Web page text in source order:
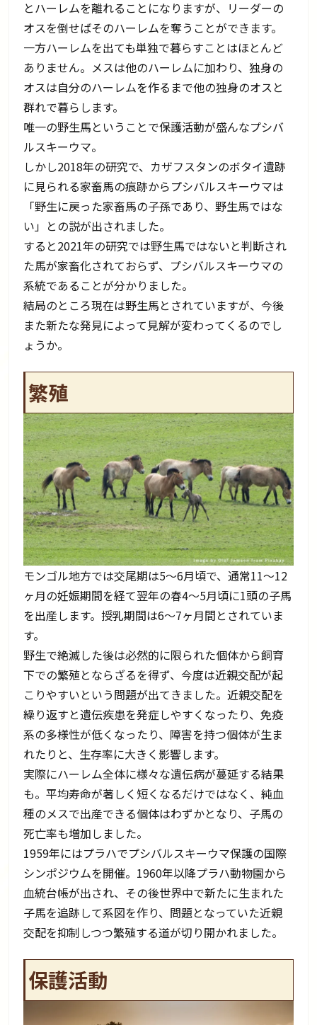
とハーレムを離れることになりますが、リーダーの
オスを倒せばそのハーレムを奪うことができます。
一方ハーレムを出ても単独で暮らすことはほとんど
ありません。メスは他のハーレムに加わり、独身の
オスは自分のハーレムを作るまで他の独身のオスと
群れで暮らします。
唯一の野生馬ということで保護活動が盛んなプシバ
ルスキーウマ。
しかし2018年の研究で、カザフスタンのボタイ遺跡
に見られる家畜馬の痕跡からプシバルスキーウマは
「野生に戻った家畜馬の子孫であり、野生馬ではな
い」との説が出されました。
すると2021年の研究では野生馬ではないと判断され
た馬が家畜化されておらず、プシバルスキーウマの
系統であることが分かりました。
結局のところ現在は野生馬とされていますが、今後
また新たな発見によって見解が変わってくるのでし
ょうか。
繁殖
モンゴル地方では交尾期は5～6月頃で、通常11～12
ヶ月の妊娠期間を経て翌年の春4～5月頃に1頭の子馬
を出産します。授乳期間は6～7ヶ月間とされていま
す。
野生で絶滅した後は必然的に限られた個体から飼育
下での繁殖とならざるを得ず、今度は近親交配が起
こりやすいという問題が出てきました。近親交配を
繰り返すと遺伝疾患を発症しやすくなったり、免疫
系の多様性が低くなったり、障害を持つ個体が生ま
れたりと、生存率に大きく影響します。
実際にハーレム全体に様々な遺伝病が蔓延する結果
も。平均寿命が著しく短くなるだけではなく、純血
種のメスで出産できる個体はわずかとなり、子馬の
死亡率も増加しました。
1959年にはプラハでプシバルスキーウマ保護の国際
シンポジウムを開催。1960年以降プラハ動物園から
血統台帳が出され、その後世界中で新たに生まれた
子馬を追跡して系図を作り、問題となっていた近親
交配を抑制しつつ繁殖する道が切り開かれました。
保護活動